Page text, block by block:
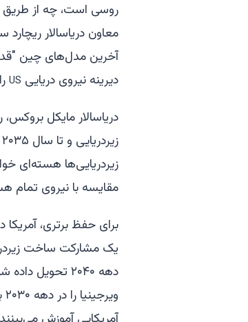
روسی است، چه از طریق
معاون دریاسالار
آخرین مدل‌های چین
دیرینه نیروی دریایی US
زیردریایی‌ها هسته‌ای
مقایسه با نیروی تمام هسته‌ای ۶۷ فروندی
برای حفظ برتری،
یک مشارکت ساخت
دهه ۲۰۴۰